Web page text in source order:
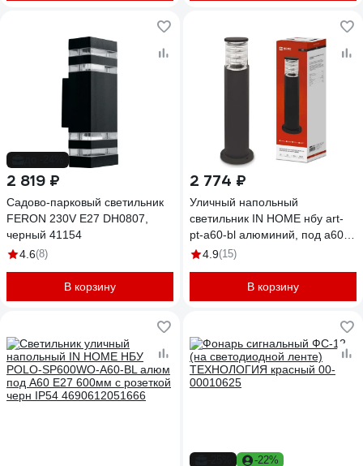
2 819 ₽
Садово-парковый светильник
FERON 230V E27 DH0807,
черный 41154
4.6(8)
В корзину
2 774 ₽
Уличный напольный
светильник IN HOME нбу art-
pt-a60-bl алюминий, под а60,
е27, 600мм, черный, ip65
4.9(15)
В корзину
-22%